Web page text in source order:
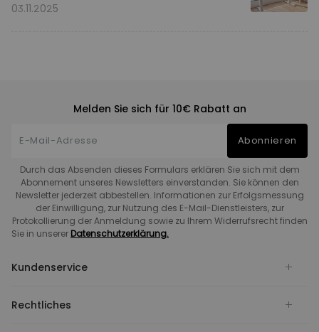
Vergleich
03.11.2025
Melden Sie sich für 10€ Rabatt an
Abonnieren
Durch das Absenden dieses Formulars erklären Sie sich mit dem
Abonnement unseres Newsletters einverstanden. Sie können den
Newsletter jederzeit abbestellen. Informationen zur Erfolgsmessung
der Einwilligung, zur Nutzung des E-Mail-Dienstleisters, zur
Protokollierung der Anmeldung sowie zu Ihrem Widerrufsrecht finden
Sie in unserer Datenschutzerklärung.
Kundenservice
Rechtliches